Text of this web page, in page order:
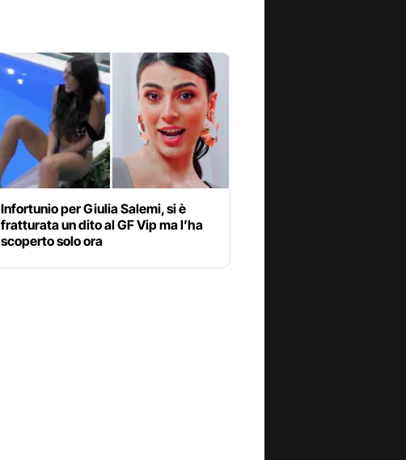
Infortunio per Giulia Salemi, si è
fratturata un dito al GF Vip ma l’ha
scoperto solo ora